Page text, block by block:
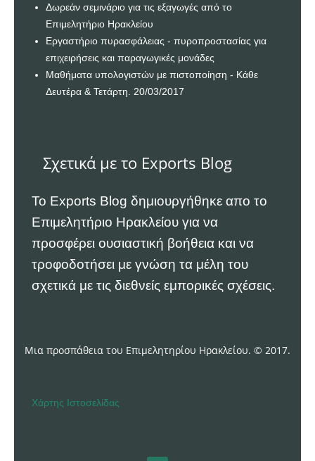
Δωρεάν σεμινάριο για τις εξαγωγές από το
Επιμελητήριο Ηρακλείου
Εργαστήριο πυρασφάλειας - πυροπροστασίας για
επιχειρήσεις και παραγωγικές μονάδες
Μαθήματα υπολογιστών με πιστοποίηση - Κάθε
Δευτέρα & Τετάρτη. 20/03/2017
Σχετικά με το Exports Blog
Το Exports Blog δημιουργήθηκε απο το
Επιμελητήριο Ηρακλείου για να
προσφέρει ουσιαστική βοήθεια και να
τροφοδοτήσει με γνώση τα μέλη του
σχετικά με τις διεθνείς εμπορικές σχέσεις.
Μια προσπάθεια του Επιμελητηρίου Ηρακλείου. © 2017.
Χάρτης Ιστοσελίδας